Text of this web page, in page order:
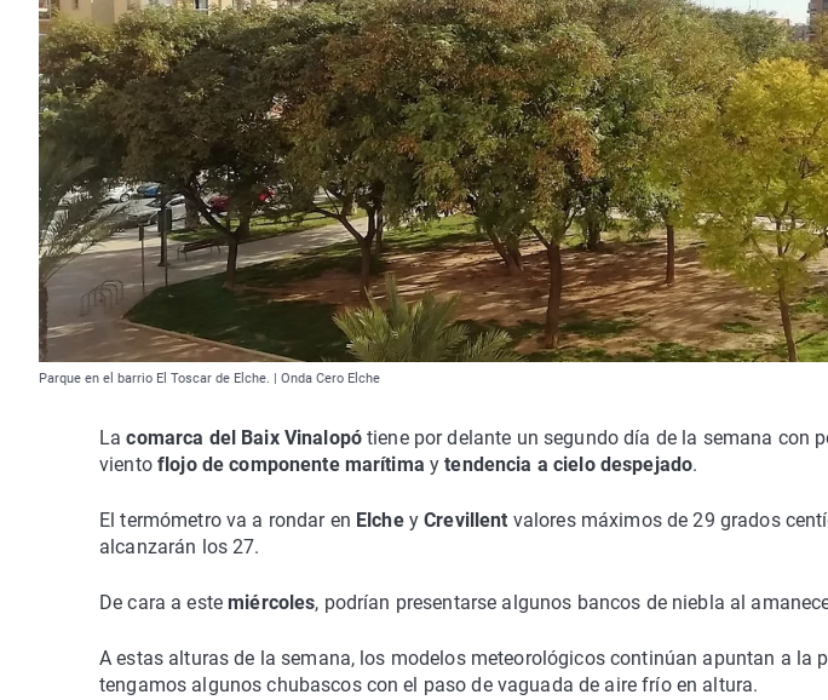
Parque en el barrio El Toscar de Elche. | Onda Cero Elche
Lacomarca del Baix Vinalopótiene por delante un segundo día de la semana con
viento flojo de componente marítima ytendencia a cielo despejado.
El termómetro va a rondar en Elche yCrevillent valores máximos de 29 grados
alcanzarán los 27.
De cara a estemiércoles, podrían presentarse algunos bancos de niebla al
A estas alturas de la semana, los modelos meteorológicos continúan apuntan a la
tengamos algunos chubascos con el paso de vaguada de aire frío en altura.